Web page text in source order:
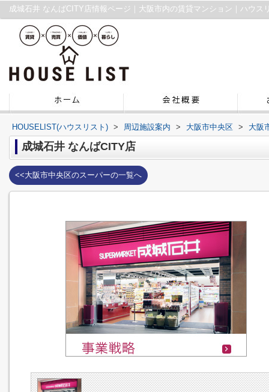
成城石井 なんばCITY店情報ページ｜大阪市内の賃貸マンション｜ハウス
HOUSELIST(ハウスリスト) > 周辺施設案内 > 大阪市中央区 > 大阪
成城石井 なんばCITY店
<<大阪市中央区のスーパーの一覧へ